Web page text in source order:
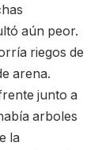
aún peor.
riegos de
arena.
junto a
arboles
la